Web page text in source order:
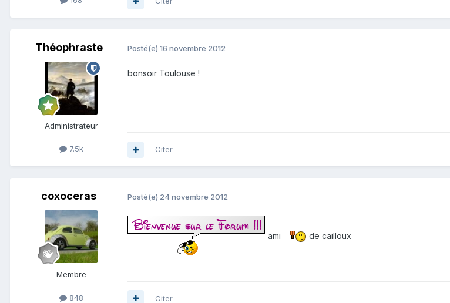
Théophraste
Administrateur
7.5k
Posté(e) 16 novembre 2012
bonsoir Toulouse !
Citer
coxoceras
Membre
848
Posté(e) 24 novembre 2012
ami de cailloux
Citer